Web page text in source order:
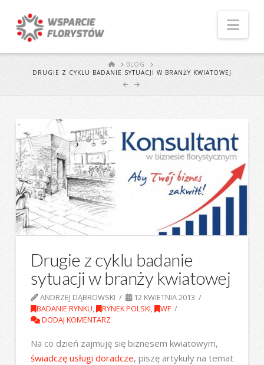
STARTBLOG
DRUGIE Z CYKLU BADANIE SYTUACJI W BRANŻY KWIATOWEJ
Drugie z cyklu badanie
sytuacji w branży kwiatowej
ANDRZEJ DĄBROWSKI
12 KWIETNIA 2013
BADANIE RYNKU, RYNEK POLSKI,
WF
DODAJ KOMENTARZ
Na co dzień zajmuję się biznesem kwiatowym,
świadczę usługi doradcze, piszę artykuły na temat